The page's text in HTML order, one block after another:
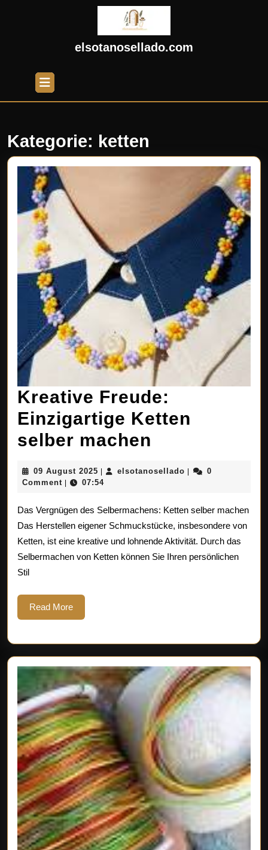
elsotanosellado.com
Open
Button
Kategorie: ketten
Kreative Freude:
Einzigartige Ketten
selber machen
Ketten
selber
machen
09 August 2025 09
August
elsotanosellado elsotanosellado
0
Comment
07:54
Das Vergnügen des Selbermachens: Ketten selber machen
Das Herstellen eigener Schmuckstücke, insbesondere von
Ketten, ist eine kreative und lohnende Aktivität. Durch das
Selbermachen von Ketten können Sie Ihren persönlichen
Stil
Read MoreRead
More